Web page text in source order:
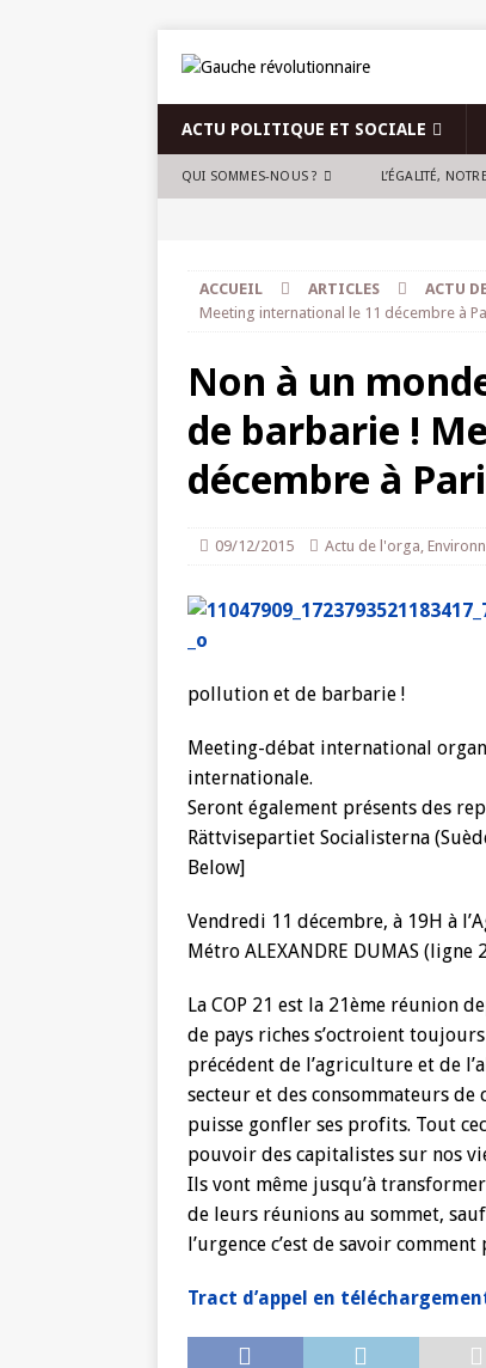
ACTU POLITIQUE ET SOCIALE
QUI SOMMES-NOUS ? L’ÉGALITÉ,
ACCUEIL ARTICLES ACTU
Meeting international le 11 décembre à
Non à un
de barbarie !
décembre à
09/12/2015 Actu de l'orga,
pollution et de barbarie !
Meeting-débat international
internationale.
Seront également présents des
Rättvisepartiet Socialisterna
Below]
Vendredi 11 décembre, à 19H à
Métro ALEXANDRE DUMAS (ligne
La COP 21 est la 21ème réunion
de pays riches s’octroient
précédent de l’agriculture et de
secteur et des consommateurs
puisse gonfler ses profits. Tout
pouvoir des capitalistes sur nos
Ils vont même jusqu’à
de leurs réunions au sommet,
l’urgence c’est de savoir
Tract d’appel en